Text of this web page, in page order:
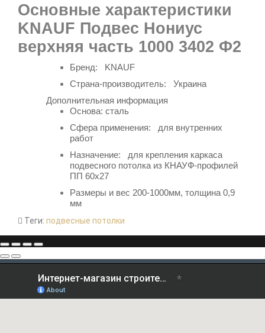
Основные характеристики
KNAUF Подвес Нониус
верхняя часть 1000 3402 Ф2
Бренд: KNAUF
Страна-производитель: Украина
Дополнительная информация
Основа: сталь
Сфера применения: для внутренних
работ
Назначение: для крепления каркаса
подвесного потолка из КНАУФ-профилей
ПП 60х27
Размеры и вес 200-1000мм, толщина 0,9
мм
Теги: подвесные потолки